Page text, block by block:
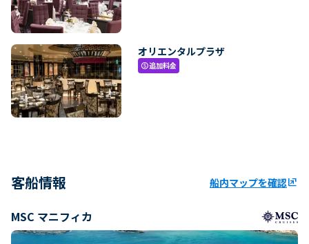
オリエンタルプラザ
paid追加料金
客船情報 船内マップを確認ungroup
MSC マニフィカ